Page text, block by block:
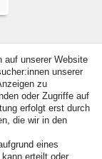
| *Gilt für
auf unserer Website
unserer
zu
oder Zugriffe auf
erfolgt erst durch
die wir in den
eines
erteilt oder